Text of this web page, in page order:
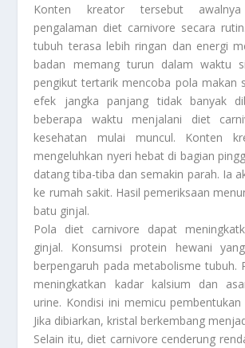
Konten kreator tersebut awalnya
pengalaman diet carnivore secara
tubuh terasa lebih ringan dan energi
badan memang turun dalam waktu
pengikut tertarik mencoba pola makan
efek jangka panjang tidak banyak
beberapa waktu menjalani diet
kesehatan mulai muncul. Konten
mengeluhkan nyeri hebat di bagian
datang tiba-tiba dan semakin parah. Ia
ke rumah sakit. Hasil pemeriksaan
batu ginjal.
Pola diet carnivore dapat
ginjal. Konsumsi protein hewani
berpengaruh pada metabolisme tubuh.
meningkatkan kadar kalsium dan
urine. Kondisi ini memicu
Jika dibiarkan, kristal berkembang
Selain itu, diet carnivore cenderung